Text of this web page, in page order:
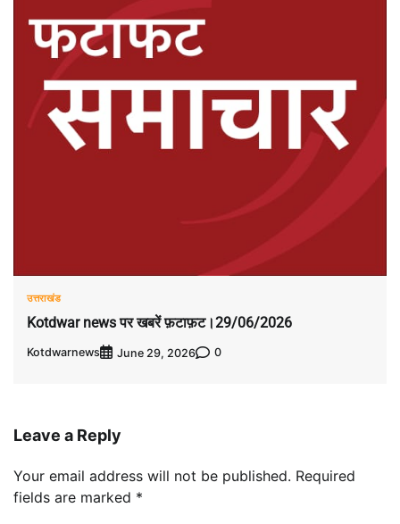
उत्तराखंड
Kotdwar news पर खबरें फ़टाफ़ट।29/06/2026
Kotdwarnews June 29, 2026 0
Leave a Reply
Your email address will not be published. Required
fields are marked *